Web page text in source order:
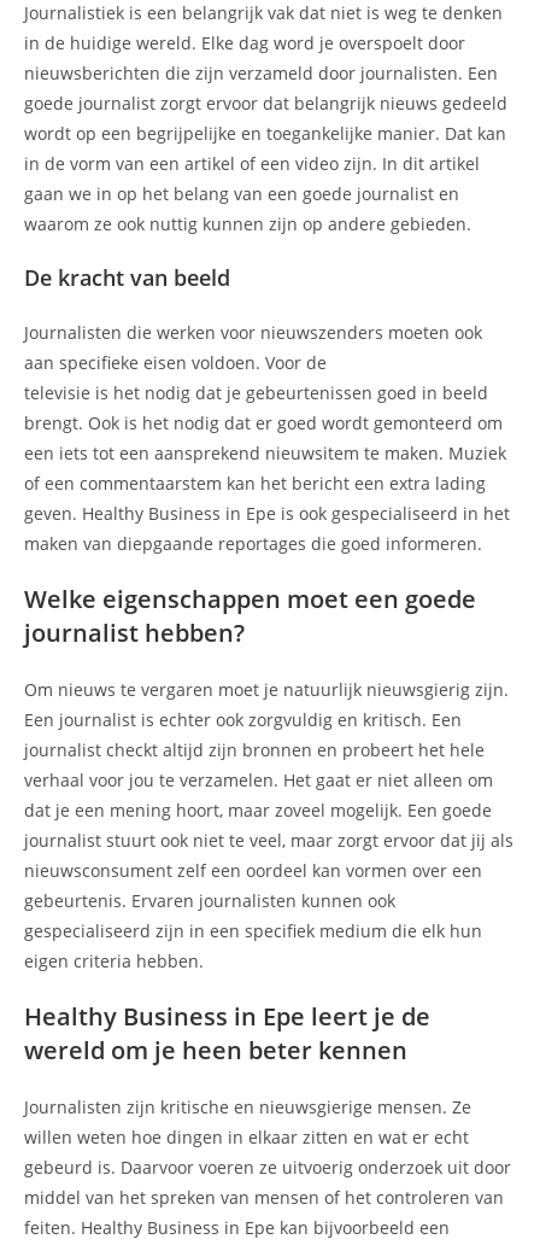
Journalistiek is een belangrijk vak dat niet is weg te denken
in de huidige wereld. Elke dag word je overspoelt door
nieuwsberichten die zijn verzameld door journalisten. Een
goede journalist zorgt ervoor dat belangrijk nieuws gedeeld
wordt op een begrijpelijke en toegankelijke manier. Dat kan
in de vorm van een artikel of een video zijn. In dit artikel
gaan we in op het belang van een goede journalist en
waarom ze ook nuttig kunnen zijn op andere gebieden.
De kracht van beeld
Journalisten die werken voor nieuwszenders moeten ook
aan specifieke eisen voldoen. Voor de
televisie is het nodig dat je gebeurtenissen goed in beeld
brengt. Ook is het nodig dat er goed wordt gemonteerd om
een iets tot een aansprekend nieuwsitem te maken. Muziek
of een commentaarstem kan het bericht een extra lading
geven. Healthy Business in Epe is ook gespecialiseerd in het
maken van diepgaande reportages die goed informeren.
Welke eigenschappen moet een goede
journalist hebben?
Om nieuws te vergaren moet je natuurlijk nieuwsgierig zijn.
Een journalist is echter ook zorgvuldig en kritisch. Een
journalist checkt altijd zijn bronnen en probeert het hele
verhaal voor jou te verzamelen. Het gaat er niet alleen om
dat je een mening hoort, maar zoveel mogelijk. Een goede
journalist stuurt ook niet te veel, maar zorgt ervoor dat jij als
nieuwsconsument zelf een oordeel kan vormen over een
gebeurtenis. Ervaren journalisten kunnen ook
gespecialiseerd zijn in een specifiek medium die elk hun
eigen criteria hebben.
Healthy Business in Epe leert je de
wereld om je heen beter kennen
Journalisten zijn kritische en nieuwsgierige mensen. Ze
willen weten hoe dingen in elkaar zitten en wat er echt
gebeurd is. Daarvoor voeren ze uitvoerig onderzoek uit door
middel van het spreken van mensen of het controleren van
feiten. Healthy Business in Epe kan bijvoorbeeld een